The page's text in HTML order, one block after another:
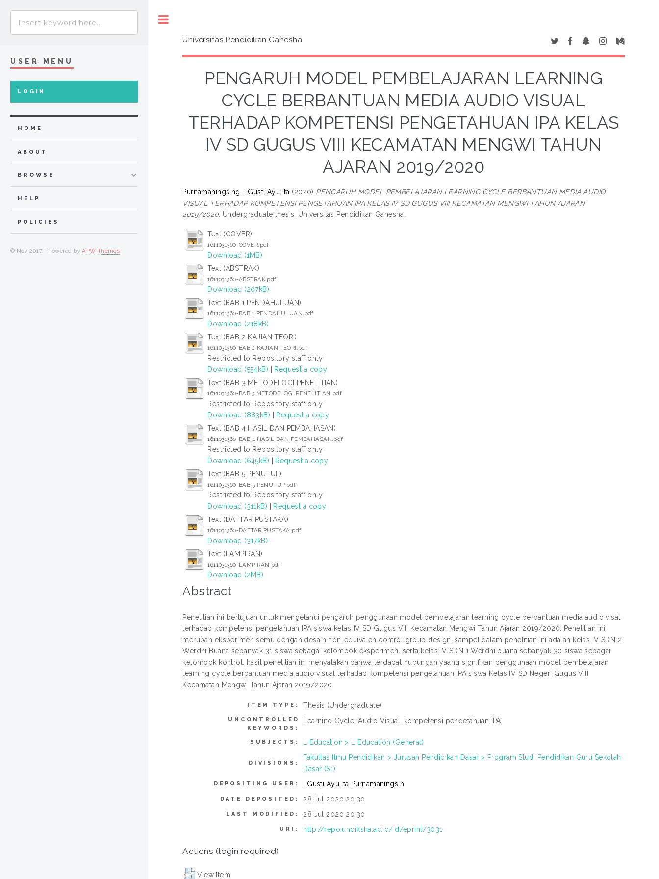
Universitas Pendidikan Ganesha
PENGARUH MODEL PEMBELAJARAN LEARNING
CYCLE BERBANTUAN MEDIA AUDIO VISUAL
TERHADAP KOMPETENSI PENGETAHUAN IPA KELAS
IV SD GUGUS VIII KECAMATAN MENGWI TAHUN
AJARAN 2019/2020
Purnamaningsing, I Gusti Ayu Ita (2020) PENGARUH MODEL PEMBELAJARAN LEARNING CYCLE BERBANTUAN MEDIA AUDIO
VISUAL TERHADAP KOMPETENSI PENGETAHUAN IPA KELAS IV SD GUGUS VIII KECAMATAN MENGWI TAHUN AJARAN
2019/2020. Undergraduate thesis, Universitas Pendidikan Ganesha.
Text (COVER)
1611031360-COVER.pdf
Download (1MB)
Text (ABSTRAK)
1611031360-ABSTRAK.pdf
Download (207kB)
Text (BAB 1 PENDAHULUAN)
1611031360-BAB 1 PENDAHULUAN.pdf
Download (218kB)
Text (BAB 2 KAJIAN TEORI)
1611031360-BAB 2 KAJIAN TEORI.pdf
Restricted to Repository staff only
Download (554kB) | Request a copy
Text (BAB 3 METODELOGI PENELITIAN)
1611031360-BAB 3 METODELOGI PENELITIAN.pdf
Restricted to Repository staff only
Download (883kB) | Request a copy
Text (BAB 4 HASIL DAN PEMBAHASAN)
1611031360-BAB 4 HASIL DAN PEMBAHASAN.pdf
Restricted to Repository staff only
Download (645kB) | Request a copy
Text (BAB 5 PENUTUP)
1611031360-BAB 5 PENUTUP.pdf
Restricted to Repository staff only
Download (311kB) | Request a copy
Text (DAFTAR PUSTAKA)
1611031360-DAFTAR PUSTAKA.pdf
Download (317kB)
Text (LAMPIRAN)
1611031360-LAMPIRAN.pdf
Download (2MB)
Abstract
Penelitian ini bertujuan untuk mengetahui pengaruh penggunaan model pembelajaran learning cycle berbantuan media audio visal
terhadap kompetensi pengetahuan IPA siswa kelas IV SD Gugus VIII Kecamatan Mengwi Tahun Ajaran 2019/2020. Penelitian ini
merupan eksperimen semu dengan desain non-equivalen control group design. sampel dalam penelitian ini adalah kelas IV SDN 2
Werdhi Buana sebanyak 31 siswa sebagai kelompok eksperimen. serta kelas IV SDN 1 Werdhi buana sebanyak 30 siswa sebagai
kelompok kontrol. hasil penelitian ini menyatakan bahwa terdapat hubungan yaang signifikan penggunaan model pembelajaran
learning cycle berbantuan media audio visual terhadap kompetensi pengetahuan IPA siswa Kelas IV SD Negeri Gugus VIII
Kecamatan Mengwi Tahun Ajaran 2019/2020
ITEM TYPE: Thesis (Undergraduate)
UNCONTROLLED
KEYWORDS:
Learning Cycle, Audio Visual, kompetensi pengetahuan IPA.
SUBJECTS: L Education > L Education (General)
DIVISIONS:
Fakultas Ilmu Pendidikan > Jurusan Pendidikan Dasar > Program Studi Pendidikan Guru Sekolah
Dasar (S1)
DEPOSITING USER: I Gusti Ayu Ita Purnamaningsih
DATE DEPOSITED: 28 Jul 2020 20:30
LAST MODIFIED: 28 Jul 2020 20:30
URI: http://repo.undiksha.ac.id/id/eprint/3031
Actions (login required)
View Item
USER MENU
LOGIN
HOME
ABOUT
BROWSE
HELP
POLICIES
© Nov 2017 - Powered byAPW Themes